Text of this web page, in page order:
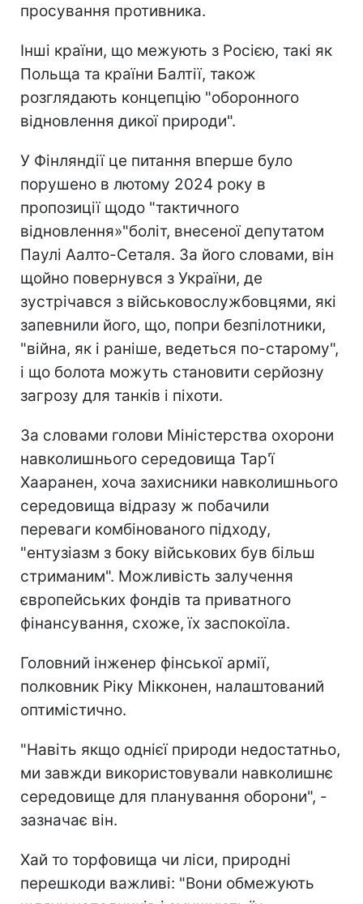
просування противника.
Інші країни, що межують з Росією, такі як
Польща та країни Балтії, також
розглядають концепцію "оборонного
відновлення дикої природи".
У Фінляндії це питання вперше було
порушено в лютому 2024 року в
пропозиції щодо "тактичного
відновлення»"боліт, внесеної депутатом
Паулі Аалто-Сеталя. За його словами, він
щойно повернувся з України, де
зустрічався з військовослужбовцями, які
запевнили його, що, попри безпілотники,
"війна, як і раніше, ведеться по-старому",
і що болота можуть становити серйозну
загрозу для танків і піхоти.
За словами голови Міністерства охорони
навколишнього середовища Тар'ї
Хааранен, хоча захисники навколишнього
середовища відразу ж побачили
переваги комбінованого підходу,
"ентузіазм з боку військових був більш
стриманим". Можливість залучення
європейських фондів та приватного
фінансування, схоже, їх заспокоїла.
Головний інженер фінської армії,
полковник Ріку Мікконен, налаштований
оптимістично.
"Навіть якщо однієї природи недостатньо,
ми завжди використовували навколишнє
середовище для планування оборони", -
зазначає він.
Хай то торфовища чи ліси, природні
перешкоди важливі: "Вони обмежують